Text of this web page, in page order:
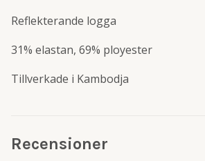
Reflekterande logga
31% elastan, 69% ployester
Tillverkade i Kambodja
Recensioner